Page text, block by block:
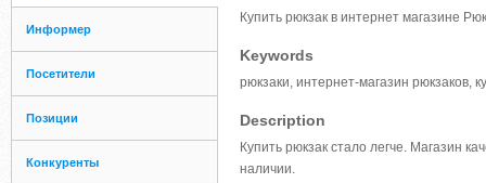
Информер
Посетители
Позиции
Конкуренты
Купить рюкзак в интернет магазине
Keywords
рюкзаки, интернет-магазин рюкзаков,
Description
Купить рюкзак стало легче. Магазин
наличии.